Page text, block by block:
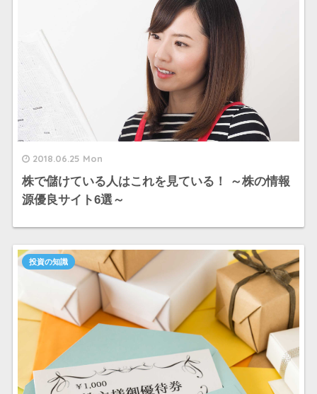
2018.06.25 Mon
株で儲けている人はこれを見ている！ ～株の情報
源優良サイト6選～
投資の知識